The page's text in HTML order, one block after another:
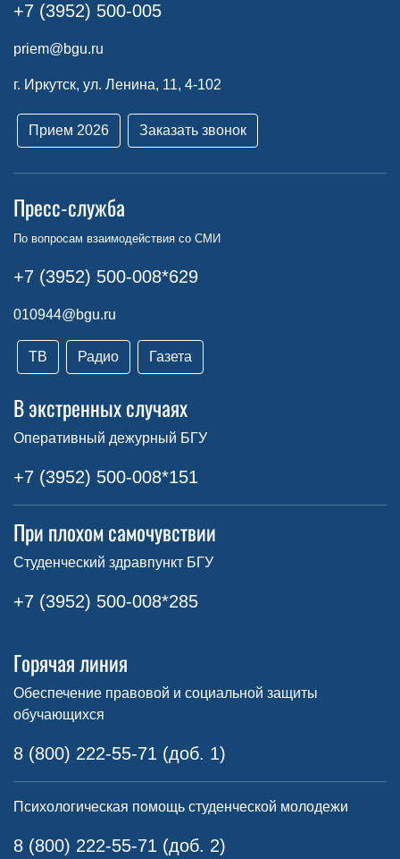
+7 (3952) 500-005
priem@bgu.ru
г. Иркутск, ул. Ленина, 11, 4-102
Прием 2026 Заказать звонок
Пресс-служба
По вопросам взаимодействия со СМИ
+7 (3952) 500-008*629
010944@bgu.ru
ТВ Радио Газета
В экстренных случаях
Оперативный дежурный БГУ
+7 (3952) 500-008*151
При плохом самочувствии
Студенческий здравпункт БГУ
+7 (3952) 500-008*285
Горячая линия
Обеспечение правовой и социальной защиты
обучающихся
8 (800) 222-55-71 (доб. 1)
Психологическая помощь студенческой молодежи
8 (800) 222-55-71 (доб. 2)